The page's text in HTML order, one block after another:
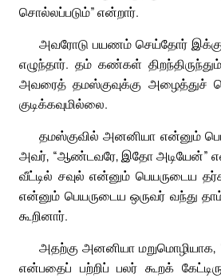
சொல்லப்படும்” என்றார்.
அவரோடு பயணம் செய்தோர்
எழுந்தார். தம் கண்கள்
அவரைத் தமஸ்குவுக்கு அழைத்துச்
குடிக்கவுமில்லை.
தமஸ்குவில் அனனியா என்னும்
அவர், “ஆண்டவரே, இதோ அடியேன்”
வீட்டில் சவுல் என்னும் பெயருடைய
என்னும் பெயருடைய ஒருவர் வந்து
கூறினார்.
அதற்கு அனனியா
என்பதைப் பற்றிப் பலர் கூறக்